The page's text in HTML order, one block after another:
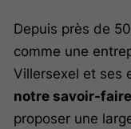
Depuis près de
comme une
Villersexel et ses
notre savoir-faire
proposer une